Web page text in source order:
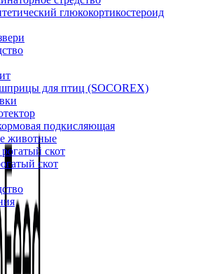
глюкокортикостероид
для птиц (SOCOREX)
подкисляющая
животные
скот
скот